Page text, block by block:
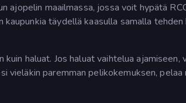
ajopelin maailmassa, jossa voit hypätä
täydellä kaasulla samalla tehden
kuin haluat. Jos haluat vaihtelua
vieläkin paremman pelikokemuksen, pelaa